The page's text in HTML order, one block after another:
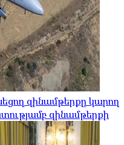
զինամթերքը կարող
զինամթերքի